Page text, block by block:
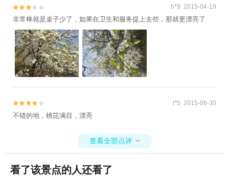

 h*9 2015-04-19
非常棒就是桌子少了，如果在卫生和服务提上去些，那就更漂亮了

 i*5 2015-06-30
不错的地，桃芘满目，漂亮
查看全部点评 
看了该景点的人还看了